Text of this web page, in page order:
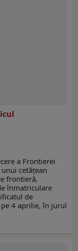
a Frontierei
cetățean
frontieră,
înmatriculare
de
4 aprilie, în jurul